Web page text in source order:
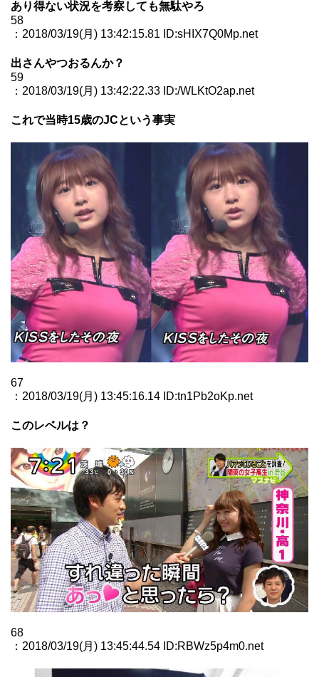
あり得ない状況を考察しても無駄やろ
58
：2018/03/19(月) 13:42:15.81 ID:sHIX7Q0Mp.net
出さんやつおるんか？
59
：2018/03/19(月) 13:42:22.33 ID:/WLKtO2ap.net
これで当時15歳のJCという事実
67
：2018/03/19(月) 13:45:16.14 ID:tn1Pb2oKp.net
このレベルは？
68
：2018/03/19(月) 13:45:44.54 ID:RBWz5p4m0.net